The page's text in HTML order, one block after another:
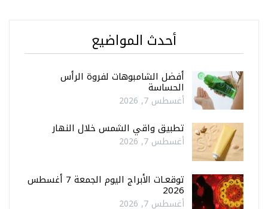
أحدث المواضيع
أفضل الشامبوهات لفروة الرأس
الحساسة
أغسطس 7, 2026
تطبيق واقي الشمس خلال النهار
أغسطس 7, 2026
توقعـات الأبراج اليوم الجمعة 7 أغسطس
2026
أغسطس 7, 2026